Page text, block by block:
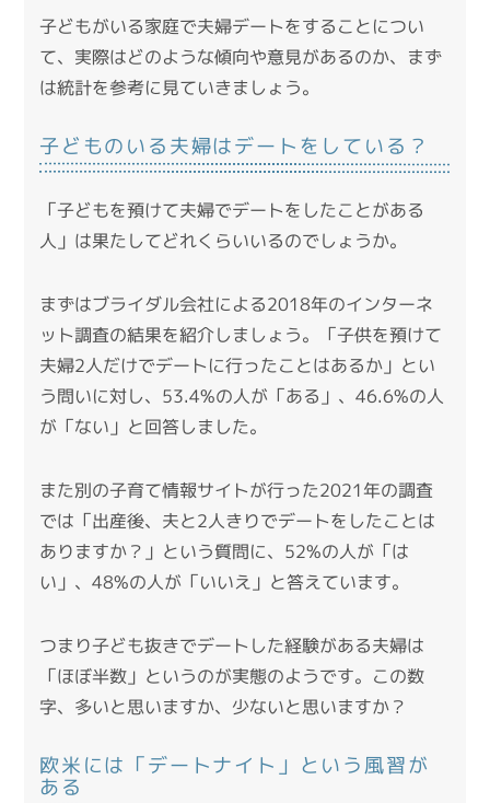
子どもがいる家庭で夫婦デートをすることについ
て、実際はどのような傾向や意見があるのか、まず
は統計を参考に見ていきましょう。
子どものいる夫婦はデートをしている？
「子どもを預けて夫婦でデートをしたことがある
人」は果たしてどれくらいいるのでしょうか。
まずはブライダル会社による2018年のインターネ
ット調査の結果を紹介しましょう。「子供を預けて
夫婦2人だけでデートに行ったことはあるか」とい
う問いに対し、53.4%の人が「ある」、46.6%の人
が「ない」と回答しました。
また別の子育て情報サイトが行った2021年の調査
では「出産後、夫と2人きりでデートをしたことは
ありますか？」という質問に、52%の人が「は
い」、48%の人が「いいえ」と答えています。
つまり子ども抜きでデートした経験がある夫婦は
「ほぼ半数」というのが実態のようです。この数
字、多いと思いますか、少ないと思いますか？
欧米には「デートナイト」という風習が
ある